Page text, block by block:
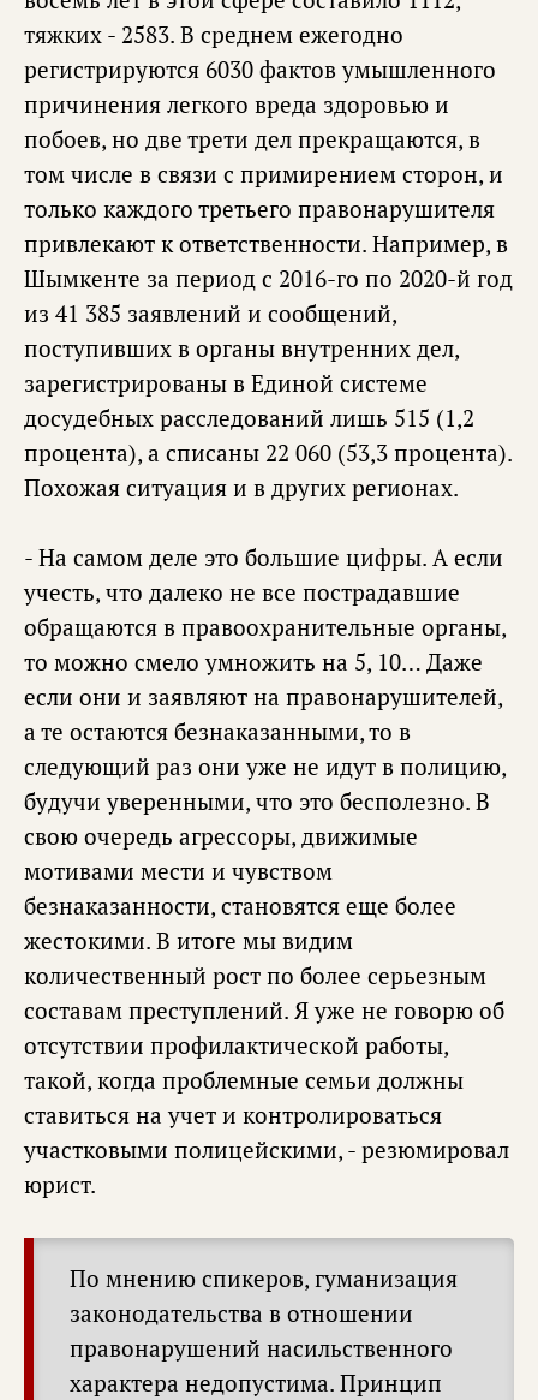
тяжких - 2583. В среднем ежегодно
регистрируются 6030 фактов умышленного
причинения легкого вреда здоровью и
побоев, но две трети дел прекращаются, в
том числе в связи с примирением сторон, и
только каждого третьего правонарушителя
привлекают к ответственности. Например, в
Шымкенте за период с 2016-го по 2020-й год
из 41 385 заявлений и сообщений,
поступивших в органы внутренних дел,
зарегистрированы в Единой системе
досудебных расследований лишь 515 (1,2
процента), а списаны 22 060 (53,3 процента).
Похожая ситуация и в других регионах.
- На самом деле это большие цифры. А если
учесть, что далеко не все пострадавшие
обращаются в правоохранительные органы,
то можно смело умножить на 5, 10… Даже
если они и заявляют на правонарушителей,
а те остаются безнаказанными, то в
следующий раз они уже не идут в полицию,
будучи уверенными, что это бесполезно. В
свою очередь агрессоры, движимые
мотивами мести и чувством
безнаказанности, становятся еще более
жестокими. В итоге мы видим
количественный рост по более серьезным
составам преступлений. Я уже не говорю об
отсутствии профилактической работы,
такой, когда проблемные семьи должны
ставиться на учет и контролироваться
участковыми полицейскими, - резюмировал
юрист.
По мнению спикеров, гуманизация
законодательства в отношении
правонарушений насильственного
характера недопустима. Принцип